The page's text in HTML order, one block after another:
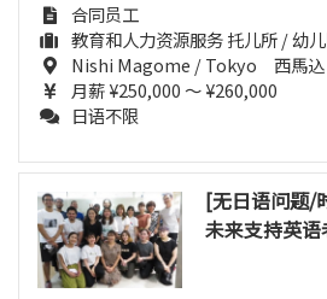
合同员工
教育和人力资源服务 托儿所 / 幼
Nishi Magome / Tokyo 西馬込
月薪 ¥250,000 ～ ¥260,000
日语不限
[无日语问题/
未来支持英语